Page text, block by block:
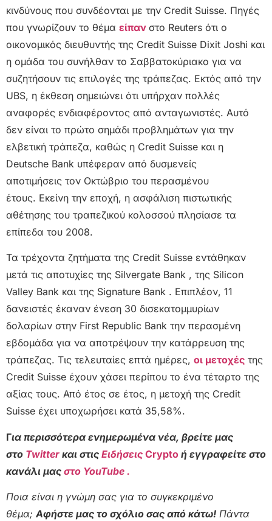
κινδύνους που συνδέονται με την Credit Suisse. Πηγές
που γνωρίζουν το θέμα είπαν στο Reuters ότι ο
οικονομικός διευθυντής της Credit Suisse Dixit Joshi και
η ομάδα του συνήλθαν το Σαββατοκύριακο για να
συζητήσουν τις επιλογές της τράπεζας. Εκτός από την
UBS, η έκθεση σημειώνει ότι υπήρχαν πολλές
αναφορές ενδιαφέροντος από ανταγωνιστές. Αυτό
δεν είναι το πρώτο σημάδι προβλημάτων για την
ελβετική τράπεζα, καθώς η Credit Suisse και η
Deutsche Bank υπέφεραν από δυσμενείς
αποτιμήσεις τον Οκτώβριο του περασμένου
έτους. Εκείνη την εποχή, η ασφάλιση πιστωτικής
αθέτησης του τραπεζικού κολοσσού πλησίασε τα
επίπεδα του 2008.
Τα τρέχοντα ζητήματα της Credit Suisse εντάθηκαν
μετά τις αποτυχίες της Silvergate Bank , της Silicon
Valley Bank και της Signature Bank . Επιπλέον, 11
δανειστές έκαναν ένεση 30 δισεκατομμυρίων
δολαρίων στην First Republic Bank την περασμένη
εβδομάδα για να αποτρέψουν την κατάρρευση της
τράπεζας. Τις τελευταίες επτά ημέρες, οι μετοχές της
Credit Suisse έχουν χάσει περίπου το ένα τέταρτο της
αξίας τους. Από έτος σε έτος, η μετοχή της Credit
Suisse έχει υποχωρήσει κατά 35,58%.
Για περισσότερα ενημερωμένα νέα, βρείτε μας
στο Twitter και στις Ειδήσεις Crypto ή εγγραφείτε στο
κανάλι μας στο YouTube .
Ποια είναι η γνώμη σας για το συγκεκριμένο
θέμα;Αφήστε μας το σχόλιο σας από κάτω! Πάντα